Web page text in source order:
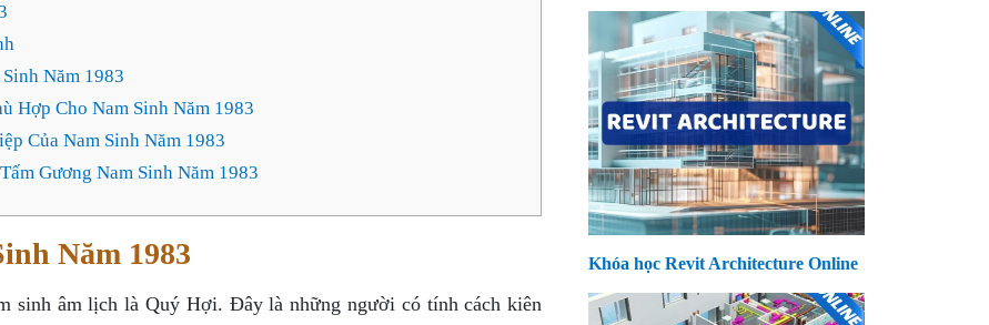
Năm 1983
Hợp Cho Nam Sinh Năm 1983
Của Nam Sinh Năm 1983
Gương Nam Sinh Năm 1983
Năm 1983
sinh âm lịch là Quý Hợi. Đây là những người có tính cách kiên
Khóa học Revit Architecture Online